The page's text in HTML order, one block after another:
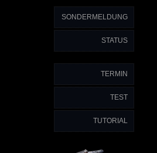
SONDERMELDUNG
STATUS
TERMIN
TEST
TUTORIAL